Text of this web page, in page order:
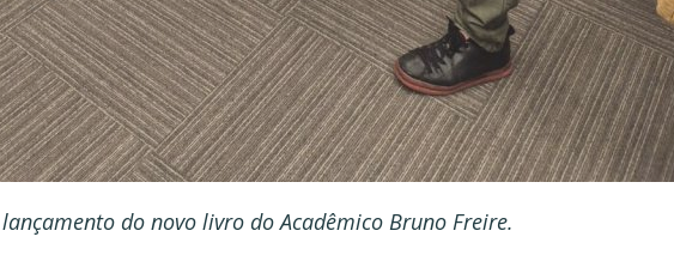
do novo livro do Acadêmico Bruno Freire.